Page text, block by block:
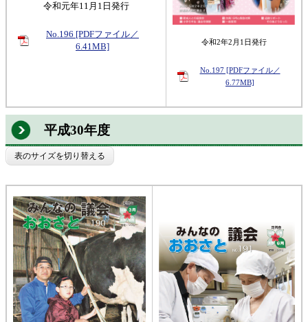
令和元年11月1日発行
No.196 [PDFファイル／
6.41MB]
令和2年2月1日発行
No.197 [PDFファイル／
6.77MB]
平成30年度
表のサイズを切り替える